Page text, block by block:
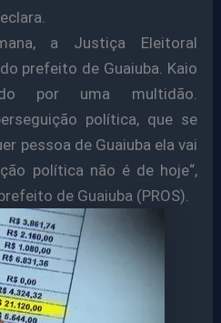
a Justiça Eleitoral
prefeito de Guaiuba. Kaio
por uma multidão.
política, que se
pessoa de Guaiuba ela vai
política não é de hoje“,
de Guaiuba (PROS).